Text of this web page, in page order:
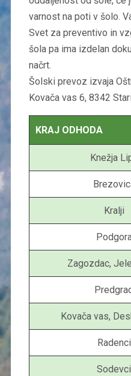
varnost na poti v šolo.
Svet za preventivo in
šola pa ima izdelan
načrt.
Šolski prevoz izvaja
Kovača vas 6, 8342
KRAJ ODHODA
Knežja
Kralji
Zagozdac,
Kovača vas,
Radenci
Sodevci